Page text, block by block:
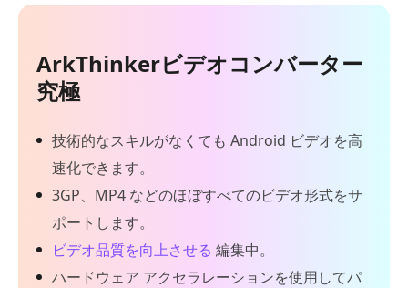
ArkThinkerビデオコンバーター
究極
技術的なスキルがなくても Android ビデオを高
速化できます。
3GP、MP4 などのほぼすべてのビデオ形式をサ
ポートします。
ビデオ品質を向上させる 編集中。
ハードウェア アクセラレーションを使用してパ